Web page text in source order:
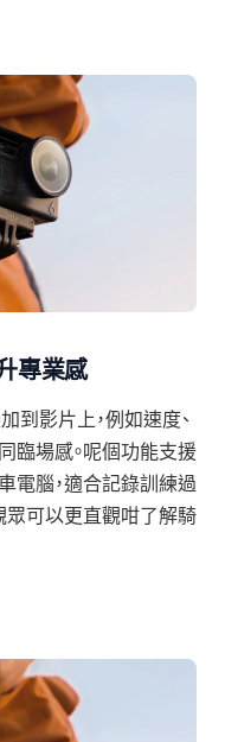
專業感
到影片上，例如速度、
臨場感。呢個功能支援
電腦，適合記錄訓練過
眾可以更直觀咁了解騎